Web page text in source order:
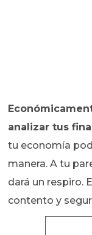
analizar tus
tu economía
manera. A tu
dará un respiro.
contento y